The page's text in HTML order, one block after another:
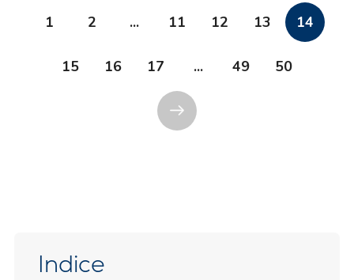
1 2 ... 11 12 13 14
15 16 17 ... 49 50
Indice